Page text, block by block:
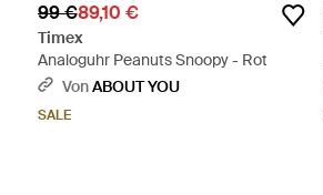
99 €89,10 €
Timex
Analoguhr Peanuts Snoopy - Rot
VonABOUT YOU
SALE